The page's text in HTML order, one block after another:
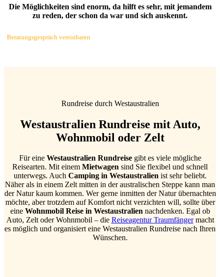
Die Möglichkeiten sind enorm, da hilft es sehr, mit jemandem
zu reden, der schon da war und sich auskennt.
Beratungsgespräch vereinbaren
Rundreise durch Westaustralien
Westaustralien Rundreise mit Auto,
Wohnmobil oder Zelt
Für eine Westaustralien Rundreisegibt es viele mögliche
Reisearten. Mit einem Mietwagen sind Sie flexibel und schnell
unterwegs. Auch Camping in Westaustralienist sehr beliebt.
Näher als in einem Zelt mitten in der australischen Steppe kann man
der Natur kaum kommen. Wer gerne inmitten der Natur übernachten
möchte, aber trotzdem auf Komfort nicht verzichten will, sollte über
eine Wohnmobil Reise in Westaustraliennachdenken. Egal ob
Auto, Zelt oder Wohnmobil – die Reiseagentur Traumfängermacht
es möglich und organisiert eine Westaustralien Rundreise nach Ihren
Wünschen.